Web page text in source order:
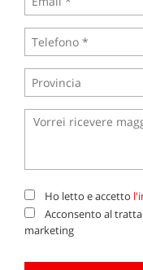
Ho letto e accetto
Acconsento al
marketing